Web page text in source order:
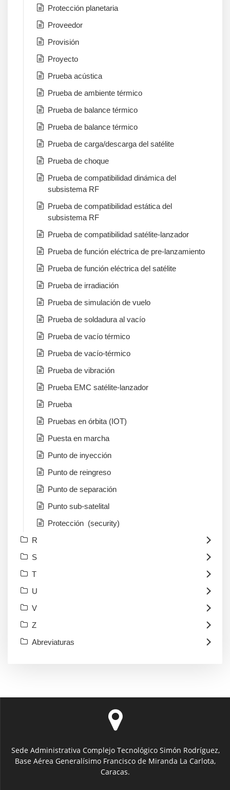
Protección planetaria
Proveedor
Provisión
Proyecto
Prueba acústica
Prueba de ambiente térmico
Prueba de balance térmico
Prueba de balance térmico
Prueba de carga/descarga del satélite
Prueba de choque
Prueba de compatibilidad dinámica del
subsistema RF
Prueba de compatibilidad estática del
subsistema RF
Prueba de compatibilidad satélite-lanzador
Prueba de función eléctrica de pre-lanzamiento
Prueba de función eléctrica del satélite
Prueba de irradiación
Prueba de simulación de vuelo
Prueba de soldadura al vacío
Prueba de vacío térmico
Prueba de vacío-térmico
Prueba de vibración
Prueba EMC satélite-lanzador
Prueba
Pruebas en órbita (IOT)
Puesta en marcha
Punto de inyección
Punto de reingreso
Punto de separación
Punto sub-satelital
Protección (security)
R
S
T
U
V
Z
Abreviaturas
Sede Administrativa Complejo Tecnológico Simón Rodríguez,
Base Aérea Generalísimo Francisco de Miranda La Carlota,
Caracas.